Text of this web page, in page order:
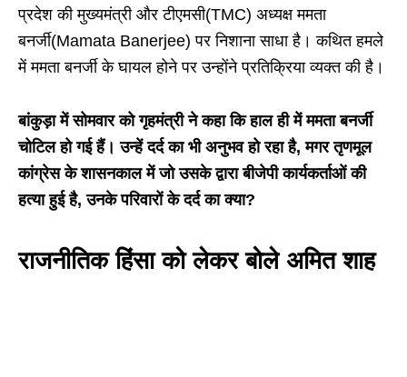
प्रदेश की मुख्यमंत्री और टीएमसी(TMC) अध्यक्ष ममता
बनर्जी(Mamata Banerjee) पर निशाना साधा है। कथित हमले
में ममता बनर्जी के घायल होने पर उन्होंने प्रतिक्रिया व्यक्त की है।
बांकुड़ा में सोमवार को गृहमंत्री ने कहा कि हाल ही में ममता बनर्जी
चोटिल हो गई हैं। उन्हें दर्द का भी अनुभव हो रहा है, मगर तृणमूल
कांग्रेस के शासनकाल में जो उसके द्वारा बीजेपी कार्यकर्ताओं की
हत्या हुई है, उनके परिवारों के दर्द का क्या?
राजनीतिक हिंसा को लेकर बोले अमित शाह